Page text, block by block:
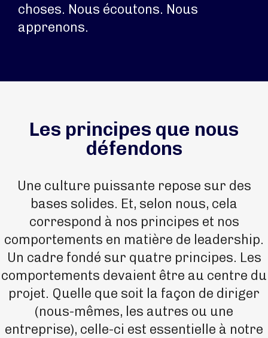
choses. Nous écoutons. Nous
apprenons.
Les principes que nous
défendons
Une culture puissante repose sur des
bases solides. Et, selon nous, cela
correspond à nos principes et nos
comportements en matière de leadership.
Un cadre fondé sur quatre principes. Les
comportements devaient être au centre du
projet. Quelle que soit la façon de diriger
(nous-mêmes, les autres ou une
entreprise), celle-ci est essentielle à notre